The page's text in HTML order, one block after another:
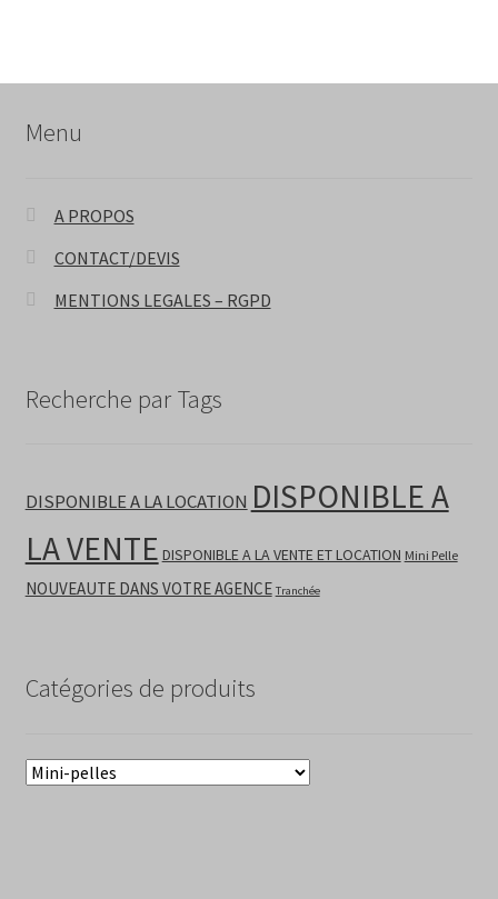
Menu
A PROPOS
CONTACT/DEVIS
MENTIONS LEGALES – RGPD
Recherche par Tags
DISPONIBLE A LA LOCATION DISPONIBLE A
LA VENTE DISPONIBLE A LA VENTE ET LOCATION Mini Pelle
NOUVEAUTE DANS VOTRE AGENCE Tranchée
Catégories de produits